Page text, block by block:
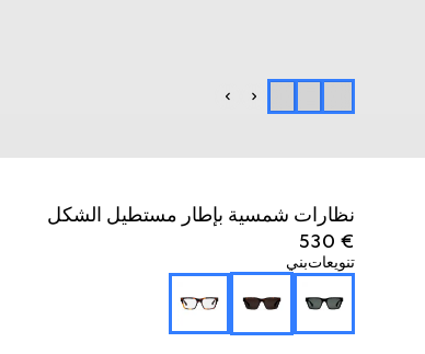
نظارات شمسية بإطار مستطيل الشكل
€ 530
تنويعاتبني